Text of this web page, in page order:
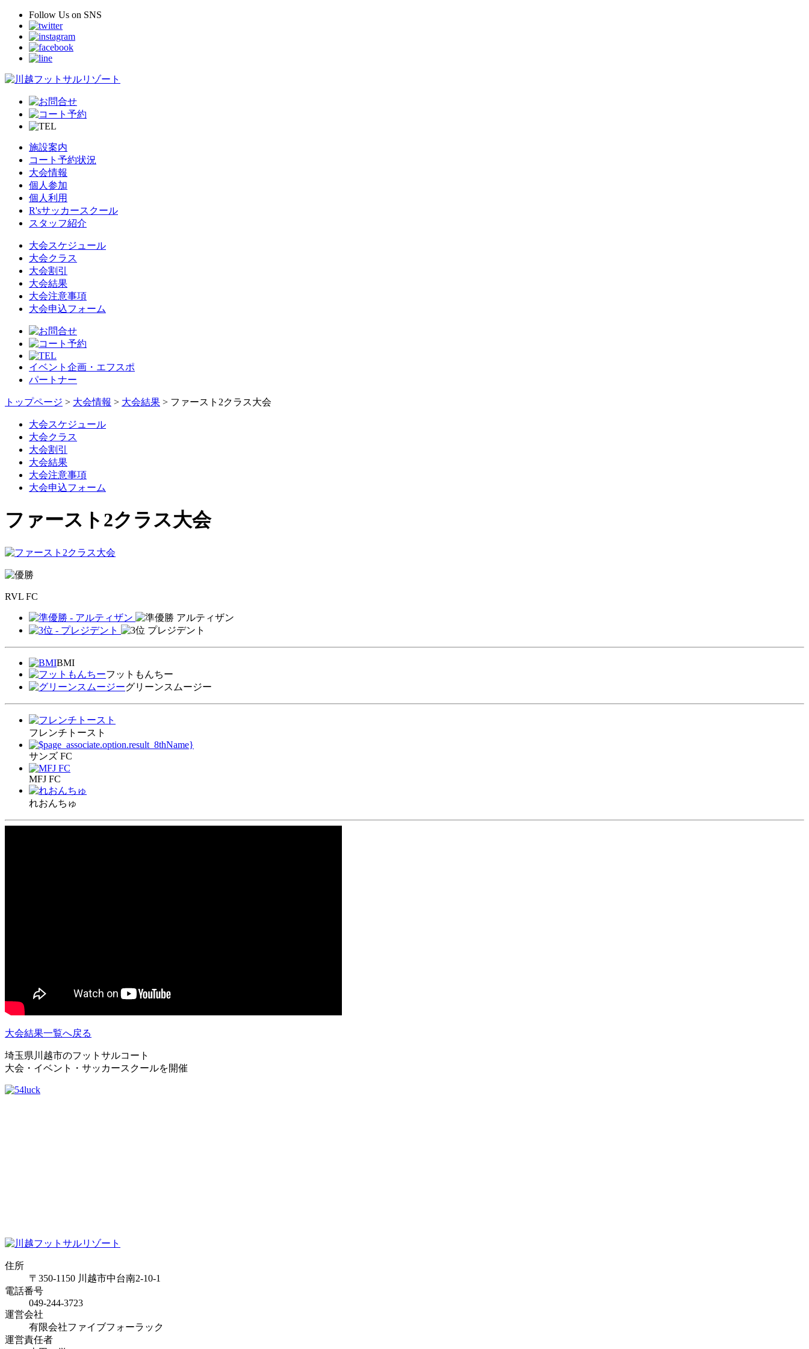
Follow Us on SNS
施設案内
コート予約状況
大会情報
個人参加
個人利用
R'sサッカースクール
スタッフ紹介
大会スケジュール
大会クラス
大会割引
大会結果
大会注意事項
大会申込フォーム
イベント企画・エフスポ
パートナー
トップページ > 大会情報 > 大会結果 > ファースト2クラス大会
大会スケジュール
大会クラス
大会割引
大会結果
大会注意事項
大会申込フォーム
ファースト2クラス大会
RVL FC
アルティザン
プレジデント
BMI
フットもんちー
グリーンスムージー
フレンチトースト
サンズ FC
MFJ FC
れおんちゅ
大会結果一覧へ戻る
埼玉県川越市のフットサルコート
大会・イベント・サッカースクールを開催
住所
〒350-1150 川越市中台南2-10-1
電話番号
049-244-3723
運営会社
有限会社ファイブフォーラック
運営責任者